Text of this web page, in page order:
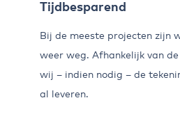
Tijdbesparend
Bij de meeste projecten zijn
weer weg. Afhankelijk van
wij – indien nodig – de
al leveren.